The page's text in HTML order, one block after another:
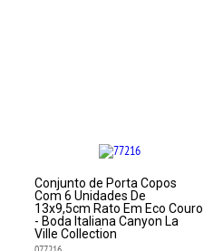
Conjunto de Porta Copos
Com 6 Unidades De
13x9,5cm Rato Em Eco Couro
- Boda Italiana Canyon La
Ville Collection